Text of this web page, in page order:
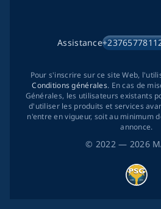
© 2022— 2026
Assistance
Pour s'inscrire sur ce site Web,
Conditions générales. En cas de
Générales, les utilisateurs existants
d'utiliser les produits et services
n'entre en vigueur, soit au minimum
annonce.